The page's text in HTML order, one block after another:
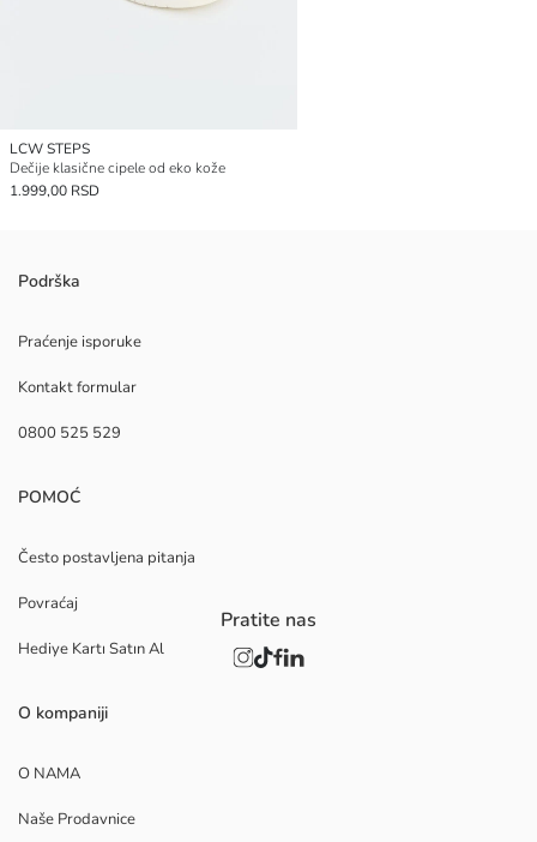
LCW STEPS
Dečije klasične cipele od eko kože
1.999,00 RSD
Podrška
Praćenje isporuke
Kontakt formular
0800 525 529
POMOĆ
Često postavljena pitanja
Povraćaj
Hediye Kartı Satın Al
O kompaniji
O NAMA
Naše Prodavnice
Pratite nas